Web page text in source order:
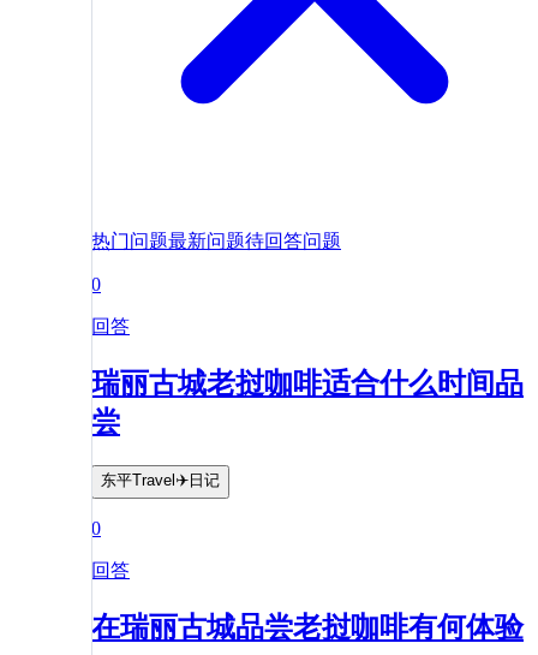
热门问题最新问题待回答问题
0
回答
瑞丽古城老挝咖啡适合什么时间品
尝
东平Travel✈️日记
0
回答
在瑞丽古城品尝老挝咖啡有何体验